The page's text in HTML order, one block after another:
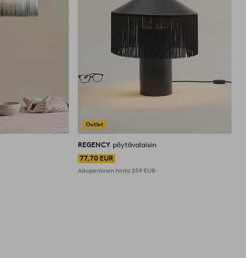
Outlet
REGENCY pöytävalaisin
77,70 EUR
Alkuperäinen hinta 259 EUR